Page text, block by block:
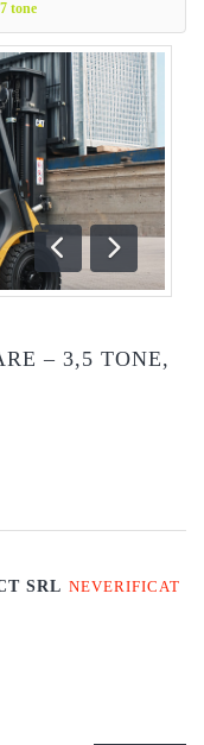
tone
Anterioară
– 3,5 TONE,
SRL NEVERIFICAT